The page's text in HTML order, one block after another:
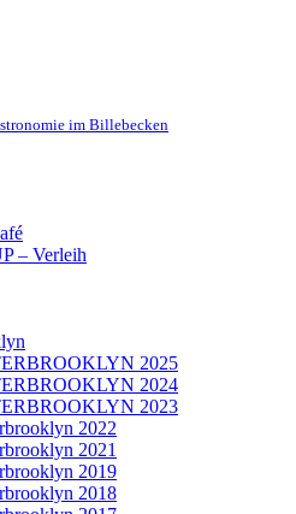
im Billebecken
– Verleih
2025
2024
2023
2022
2021
2019
2018